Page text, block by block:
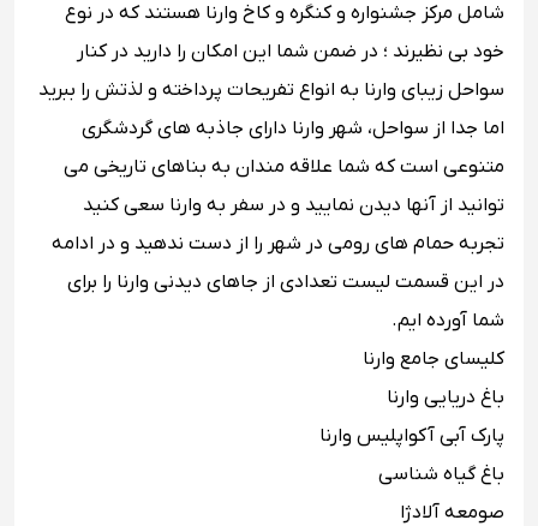
شامل مرکز جشنواره و کنگره و کاخ وارنا هستند که در نوع
خود بی نظیرند ؛ در ضمن شما این امکان را دارید در کنار
سواحل زیبای وارنا به انواع تفریحات پرداخته و لذتش را ببرید
اما جدا از سواحل، شهر وارنا دارای جاذبه ‌های گردشگری
متنوعی است که شما علاقه مندان به بناهای تاریخی می‌
توانید از آنها دیدن نمایید و در سفر به وارنا سعی کنید
تجربه حمام‌ های رومی در شهر را از دست ندهید و در ادامه
در این قسمت لیست تعدادی از جاهای دیدنی وارنا را برای
شما آورده ایم.
کلیسای جامع وارنا
باغ دریایی وارنا
پارک آبی آکواپلیس وارنا
باغ گیاه شناسی
صومعه آلادژا